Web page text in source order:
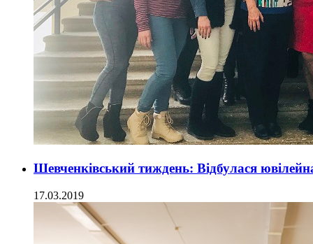
Шевченківський тиждень: Відбулася
17.03.2019